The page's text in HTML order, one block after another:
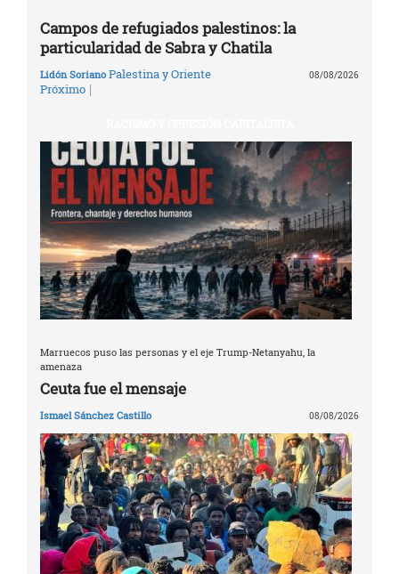
Campos de refugiados palestinos: la
particularidad de Sabra y Chatila
Lidón Soriano Palestina y Oriente
Próximo |
08/08/2026
Marruecos puso las personas y el eje Trump-Netanyahu, la
amenaza
Ceuta fue el mensaje
Ismael Sánchez Castillo 08/08/2026